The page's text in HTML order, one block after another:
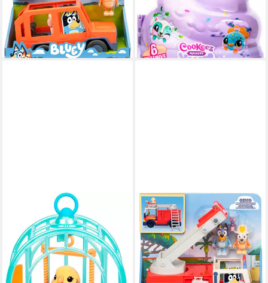
Familienausflug - 4WD
Familienauto
ab 19,29 €
lieferbar - in 3-4 Werktagen bei dir
Yum Yumz Multi-Pack S2
29,98 €
lieferbar - in 3-4 Werktagen bei dir
Spielfigur Little Live Pets, My
Really Real Bird mit Vogelkäfig
- Indie
ab 21,52 €
lieferbar - in 5-6 Werktagen bei dir
MOOSE
Spielzeug-Feuerwehr Bluey
ab 25,00 € UVP29,99 €
-17%
lieferbar - in 4-5 Werktagen bei dir